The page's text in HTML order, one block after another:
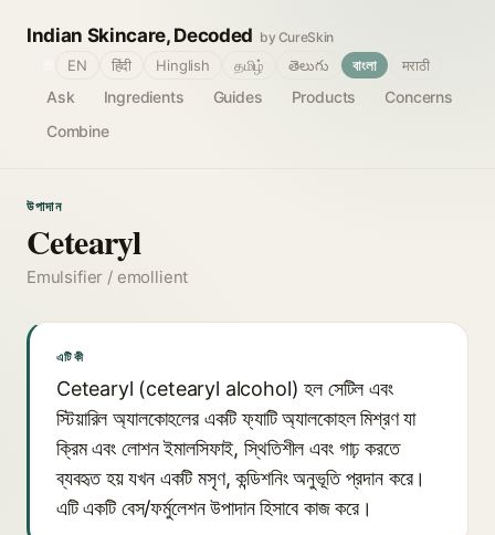
Indian Skincare, Decoded by CureSkin
Ask Ingredients Guides Products
Concerns
Combine
EN हिंदी Hinglish தமிழ் తెలుగు বাংলা मराठी
উপাদান
Cetearyl
Emulsifier / emollient
এটি কী
Cetearyl (cetearyl alcohol) হল সেটিল এবং
স্টিয়ারিল অ্যালকোহলের একটি ফ্যাটি অ্যালকোহল মিশ্রণ যা
ক্রিম এবং লোশন ইমালসিফাই, স্থিতিশীল এবং গাঢ় করতে
ব্যবহৃত হয় যখন একটি মসৃণ, কন্ডিশনিং অনুভূতি প্রদান করে।
এটি একটি বেস/ফর্মুলেশন উপাদান হিসাবে কাজ করে।